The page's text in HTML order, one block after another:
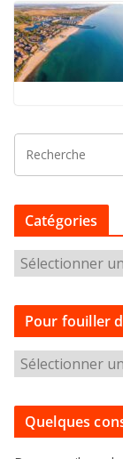
Catégories
t
g
e
Pour fouiller
u
Quelques